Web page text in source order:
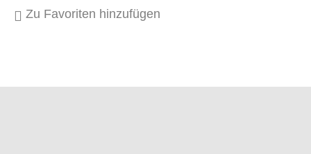
Zu Favoriten hinzufügen